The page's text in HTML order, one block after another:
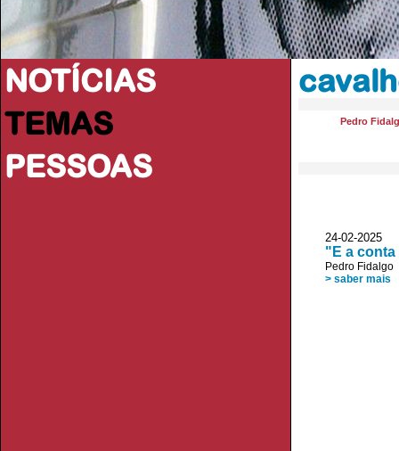
NOTÍCIAS
TEMAS
PESSOAS
Pedro
24-02-
"E a
Pedro Fidalgo
> saber mais